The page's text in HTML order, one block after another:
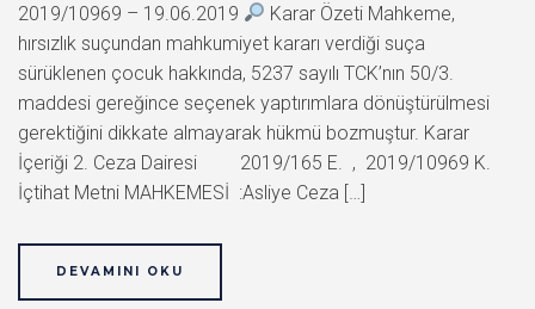
2019/10969 – 19.06.2019
Karar Özeti Mahkeme,
hırsızlık suçundan mahkumiyet kararı verdiği suça
sürüklenen çocuk hakkında, 5237 sayılı TCK’nın 50/3.
maddesi gereğince seçenek yaptırımlara dönüştürülmesi
gerektiğini dikkate almayarak hükmü bozmuştur. Karar
İçeriği 2. Ceza Dairesi 2019/165 E. , 2019/10969 K.
İçtihat Metni MAHKEMESİ :Asliye Ceza […]
DEVAMINI OKU